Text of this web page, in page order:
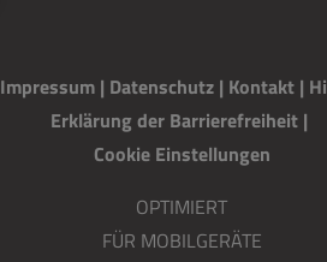
Impressum | Datenschutz | Kontakt | Hi
Erklärung der Barrierefreiheit |
Cookie Einstellungen
OPTIMIERT
FÜR MOBILGERÄTE